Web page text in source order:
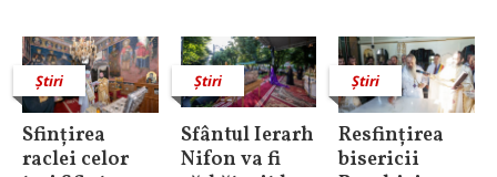
Știri
Sfințirea
raclei celor
Știri
Sfântul Ierarh
Nifon va fi
Știri
Resfințirea
bisericii